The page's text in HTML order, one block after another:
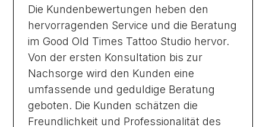
Die Kundenbewertungen heben den
hervorragenden Service und die Beratung
im Good Old Times Tattoo Studio hervor.
Von der ersten Konsultation bis zur
Nachsorge wird den Kunden eine
umfassende und geduldige Beratung
geboten. Die Kunden schätzen die
Freundlichkeit und Professionalität des